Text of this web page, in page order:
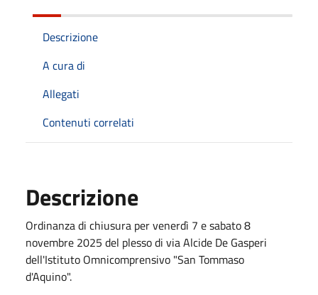
Descrizione
A cura di
Allegati
Contenuti correlati
Descrizione
Ordinanza di chiusura per venerdì 7 e sabato 8
novembre 2025 del plesso di via Alcide De Gasperi
dell'Istituto Omnicomprensivo "San Tommaso
d'Aquino".